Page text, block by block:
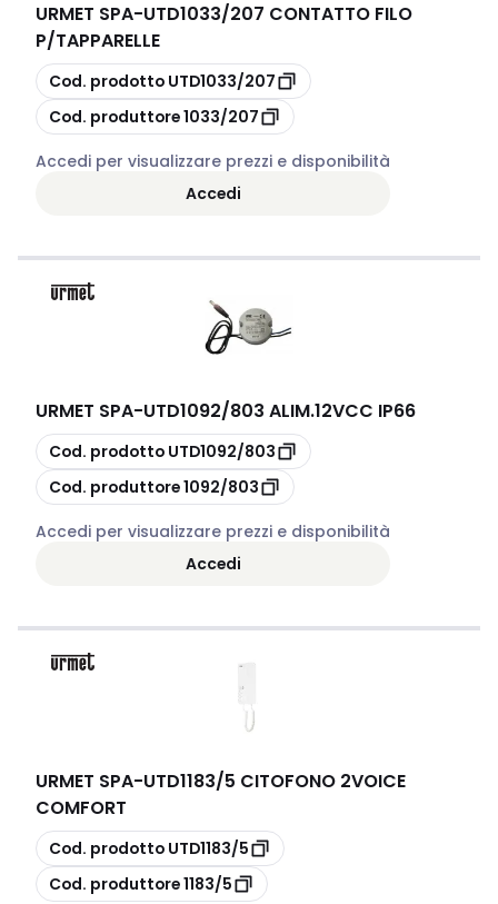
URMET SPA-UTD1033/207 CONTATTO FILO
P/TAPPARELLE
copia
Cod. prodotto UTD1033/207
copia
Cod. produttore1033/207
Accedi per visualizzare prezzi e disponibilità
Accedi
URMET SPA-UTD1092/803 ALIM.12VCC IP66
copia
Cod. prodotto UTD1092/803
copia
Cod. produttore1092/803
Accedi per visualizzare prezzi e disponibilità
Accedi
URMET SPA-UTD1183/5 CITOFONO 2VOICE
COMFORT
copia
Cod. prodotto UTD1183/5
copia
Cod. produttore1183/5